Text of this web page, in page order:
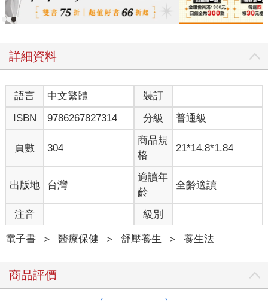
詳細資料
語言 中文繁體
裝訂
ISBN
9786267827314 分級 普通級
頁數 304
商品規
格
21*14.8*1.84
出版地 台灣
適讀年
齡
全齡適讀
注音 級別
電子書 ＞ 醫療保健 ＞ 舒壓養生 ＞ 養生法
商品評價